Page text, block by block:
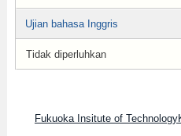
Ujian bahasa Inggris
Tidak diperluhkan
Fukuoka Insitute of